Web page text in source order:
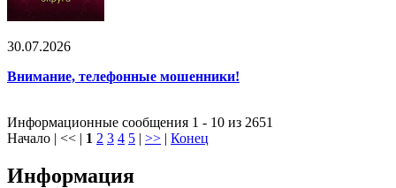
30.07.2026
Внимание, телефонные мошенники!
Информационные сообщения 1 - 10 из 2651
Начало | << | 1 2 3 4 5 | >> | Конец
Информация